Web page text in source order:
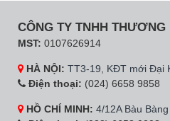
CÔNG TY TNHH
MST: 0107626914
HÀ NỘI: TT3-19, KĐT mới Đại
Điện thoại: (024) 6658 9858
HỒ CHÍ MINH: 4/12A Bàu